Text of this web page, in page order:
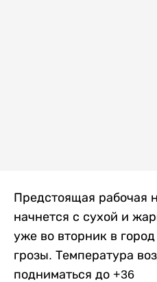
Предстоящая рабочая
начнется с сухой и
уже во вторник в
грозы. Температура
подниматься до +36